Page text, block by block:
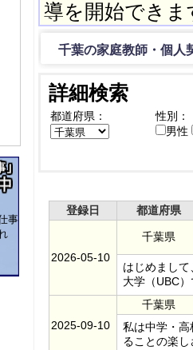
導を開始できま
千葉の家庭教師・個人
詳細検索
都道府県：
性別：
男性
登録日 都道府県
2026-05-10
千葉県
はじめまし
大学（UBC
2025-09-10
千葉県
私は中学・
ることの楽
事